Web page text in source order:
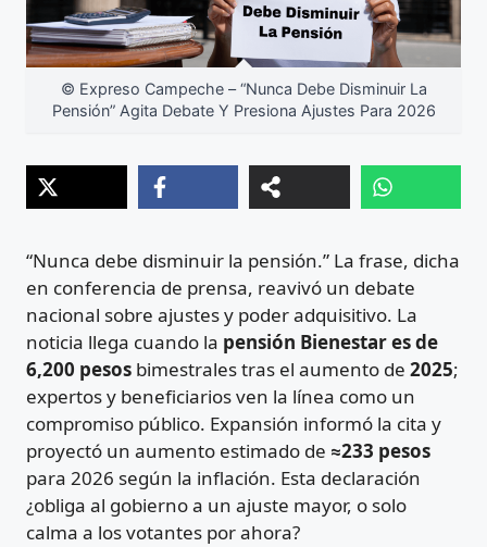
© Expreso Campeche – “Nunca Debe Disminuir La
Pensión” Agita Debate Y Presiona Ajustes Para 2026
“Nunca debe disminuir la pensión.” La frase, dicha
en conferencia de prensa, reavivó un debate
nacional sobre ajustes y poder adquisitivo. La
noticia llega cuando la pensión Bienestar es de
6,200 pesos bimestrales tras el aumento de 2025;
expertos y beneficiarios ven la línea como un
compromiso público. Expansión informó la cita y
proyectó un aumento estimado de ≈233 pesos
para 2026 según la inflación. Esta declaración
¿obliga al gobierno a un ajuste mayor, o solo
calma a los votantes por ahora?